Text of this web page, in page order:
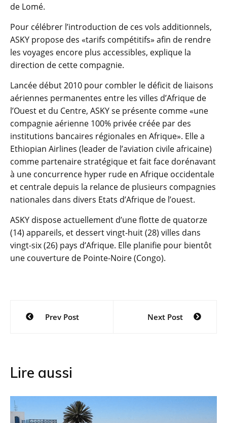
de Lomé.
Pour célébrer l’introduction de ces vols additionnels,
ASKY propose des «tarifs compétitifs» afin de rendre
les voyages encore plus accessibles, explique la
direction de cette compagnie.
Lancée début 2010 pour combler le déficit de liaisons
aériennes permanentes entre les villes d’Afrique de
l’Ouest et du Centre, ASKY se présente comme «une
compagnie aérienne 100% privée créée par des
institutions bancaires régionales en Afrique». Elle a
Ethiopian Airlines (leader de l’aviation civile africaine)
comme partenaire stratégique et fait face dorénavant
à une concurrence hyper rude en Afrique occidentale
et centrale depuis la relance de plusieurs compagnies
nationales dans divers Etats d’Afrique de l’ouest.
ASKY dispose actuellement d’une flotte de quatorze
(14) appareils, et dessert vingt-huit (28) villes dans
vingt-six (26) pays d’Afrique. Elle planifie pour bientôt
une couverture de Pointe-Noire (Congo).
Navigation
Prev Post Next Post
Lire aussi